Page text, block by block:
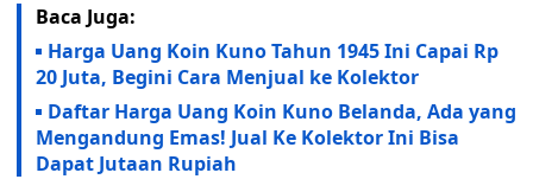
Baca Juga:
Harga Uang Koin Kuno Tahun 1945 Ini Capai Rp
20 Juta, Begini Cara Menjual ke Kolektor
Daftar Harga Uang Koin Kuno Belanda, Ada yang
Mengandung Emas! Jual Ke Kolektor Ini Bisa
Dapat Jutaan Rupiah